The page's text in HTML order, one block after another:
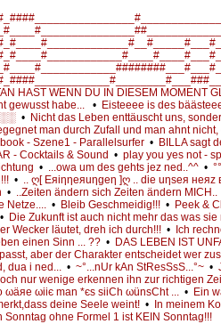
HAST WENN DU IN DIESEM MOMENT
gewusst habe...
• Eisteeee is des
• Nicht das Leben enttäuscht uns,
man durch Zufall und man ahnt
- Szene1 - Parallelsurfer • BILLA sagt
- Cocktails & Sound • play you yes not -
• ...owa um des gehts jez ned..^^ •
• .. ღ[ Eяiηηeяuηgeη ]ღ .. die uηseя нeяz
• ..Zeiten ändern sich Zeiten ändern MICH..
Netze.... • Bleib Geschmeidig!!! • Peek &
• Die Zukunft ist auch nicht mehr das was sie
Wecker läutet, dreh ich durch!!! • Ich
einen Sinn ... ?? • DAS LEBEN IST
aber der Charakter entscheidet wer
dua i ned... • ~°...nUr kAn StResSsS...°~ •
nur wenige erkennen ihn zur richtigen
ωäяe ωiiє man *єs siiCh ωünsCht ... • Ein
deine Seele weint! • In meinem
Sonntag ohne Formel 1 ist KEIN Sonntag!!!